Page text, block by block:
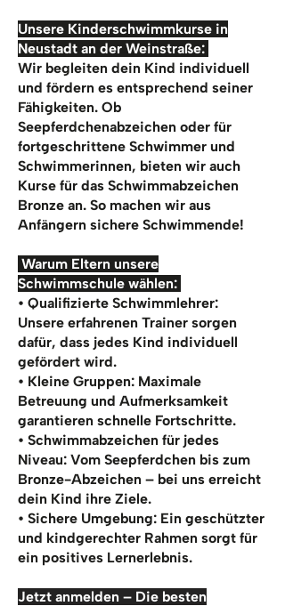
Unsere Kinderschwimmkurse in
Neustadt an der Weinstraße:
Wir begleiten dein Kind individuell
und fördern es entsprechend seiner
Fähigkeiten. Ob
Seepferdchenabzeichen oder für
fortgeschrittene Schwimmer und
Schwimmerinnen, bieten wir auch
Kurse für das Schwimmabzeichen
Bronze an. So machen wir aus
Anfängern sichere Schwimmende!
Warum Eltern unsere
Schwimmschule wählen:
• Qualifizierte Schwimmlehrer:
Unsere erfahrenen Trainer sorgen
dafür, dass jedes Kind individuell
gefördert wird.
• Kleine Gruppen: Maximale
Betreuung und Aufmerksamkeit
garantieren schnelle Fortschritte.
• Schwimmabzeichen für jedes
Niveau: Vom Seepferdchen bis zum
Bronze-Abzeichen – bei uns erreicht
dein Kind ihre Ziele.
• Sichere Umgebung: Ein geschützter
und kindgerechter Rahmen sorgt für
ein positives Lernerlebnis.
Jetzt anmelden – Die besten